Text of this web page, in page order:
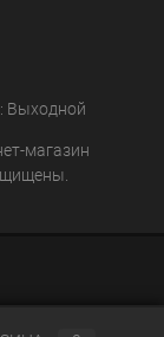
Выходной
магазин